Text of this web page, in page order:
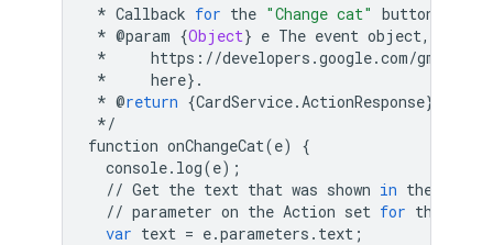
* Callback for the "Change cat" button
* @param {Object} e The event object,
*
https : //developers .google.com/gmail
*
here} .
* @return {CardService.ActionResponse}
*/
function onChangeCat(e)
{
console. log(e);
// Get the text that was shown in the
// parameter on the Action set for the
var text = e.parameters . text ;